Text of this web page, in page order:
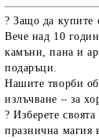
? Защо да купите
Вече над 10
камъни, пана и
подаръци.
Нашите творби
излъчване – за
?️ Изберете своята
празнична магия